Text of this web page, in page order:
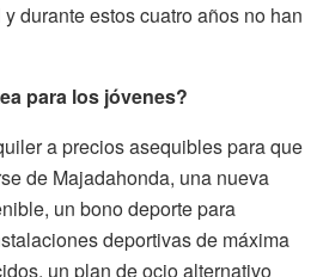
durante estos cuatro años no han
para los jóvenes?
a precios asequibles para que
de Majadahonda, una nueva
un bono deporte para
deportivas de máxima
un plan de ocio alternativo